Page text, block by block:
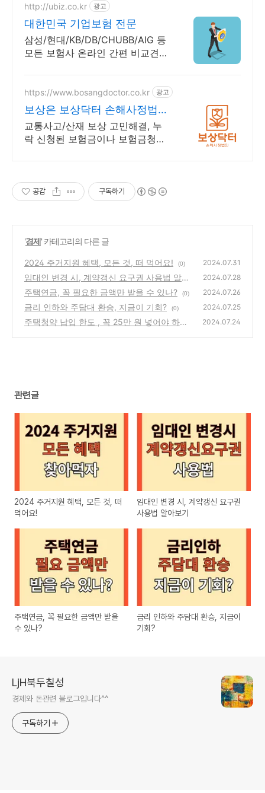
http://ubiz.co.kr 광고
대한민국 기업보험 전문
삼성/현대/KB/DB/CHUBB/AIG 등
모든 보험사 온라인 간편 비교견적
https://www.bosangdoctor.co.kr 광고
보상은 보상닥터 손해사정법인
8인의 전문 손해사정사
교통사고/산재 보상 고민해결, 누
락 신청된 보험금이나 보험금청구
공감 구독하기
'경제' 카테고리의 다른 글
2024 주거지원 혜택, 모든 것, 떠 먹어요! (0) 2024.07.31
임대인 변경 시, 계약갱신 요구권 사용법 알아
보기
(0)
2024.07.28
주택연금, 꼭 필요한 금액만 받을 수 있나? (0) 2024.07.26
금리 인하와 주담대 환승, 지금이 기회? (0) 2024.07.25
주택청약 납입 한도 , 꼭 25만 원 넣어야 하나? 2024.07.24
관련글
2024 주거지원 혜택, 모든 것, 떠
먹어요!
임대인 변경 시, 계약갱신 요구권
사용법 알아보기
주택연금, 꼭 필요한 금액만 받을
수 있나?
금리 인하와 주담대 환승, 지금이
기회?
LjH북두칠성
경제와 돈관련 블로그입니다^^
구독하기